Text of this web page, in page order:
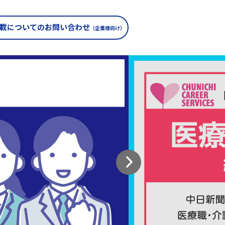
についてのお問い合わせ （企業様向け）